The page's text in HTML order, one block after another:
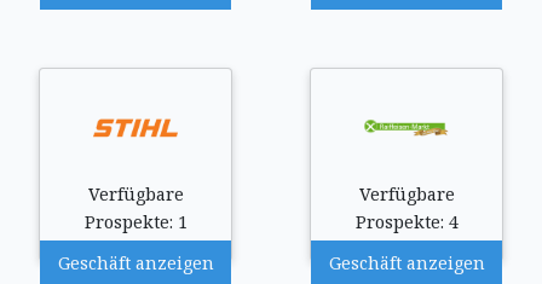
Verfügbare
Prospekte: 1
Geschäft anzeigen
Verfügbare
Prospekte: 4
Geschäft anzeigen